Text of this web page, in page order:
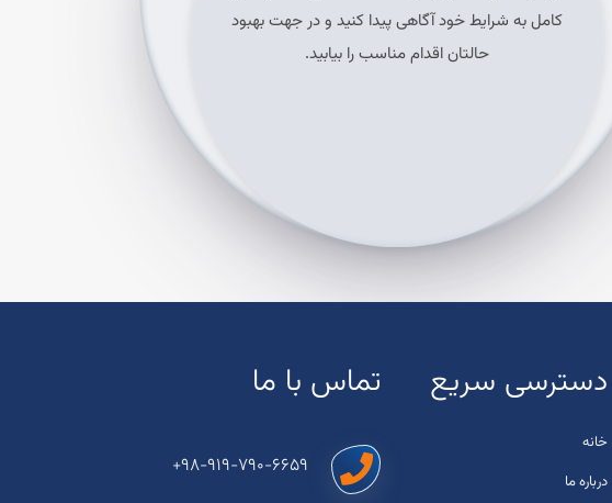
کامل به شرایط خود آگاهی پیدا کنید و در جهت بهبود
حالتان اقدام مناسب را بیابید.
دسترسی سریع
خانه
درباره ما
تماس با ما
+98-919-790-6659